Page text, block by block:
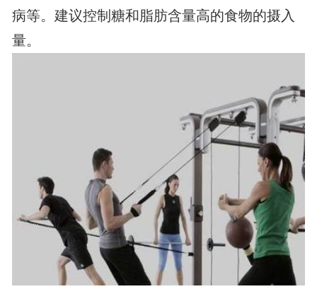
病等。建议控制糖和脂肪含量高的食物的摄入
量。